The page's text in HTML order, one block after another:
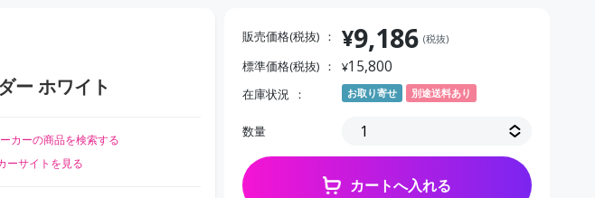
ー ホワイト
カーの商品を検索する
ーサイトを見る
販売価格(税抜) ¥9,186 (税抜)
標準価格(税抜) ¥15,800
在庫状況 お取り寄せ 別途送料あり
数量
カートへ入れる